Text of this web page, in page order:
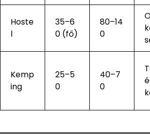
Hoste
l
35–6
0 (fő)
80–14
0
Kemp
ing
25–5
0
40–7
0